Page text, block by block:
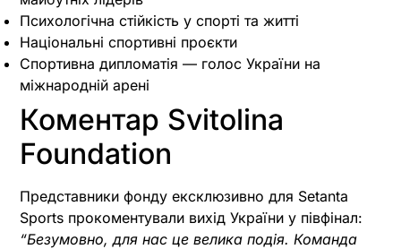
Психологічна стійкість у спорті та житті
Національні спортивні проєкти
Спортивна дипломатія — голос України на
міжнародній арені
Коментар Svitolina
Foundation
Представники фонду ексклюзивно для Setanta
Sports прокоментували вихід України у півфінал:
“Безумовно, для нас це велика подія. Команда